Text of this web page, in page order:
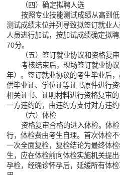
（四）确定拟聘人选
按照专业技能测试成绩从高到
测试成绩末位并列导致拟签订就业
人员进行加试，按加试成绩确定拟
70分。
（五）签订就业协议和资格复审
考核结束后，现场签订就业协
年）。签订就业协议的考生毕业后
供毕业证、学位证等证书原件进行
相关证书、证明材料进行资格复审
一方违约的，由违约方支付对方违约
（六）体检
资格复审合格的进入体检。体
行，体检费由考生自理。首次体检
一次全面复检，复检结论为最终体
生，应在体检前向体检实施机关提
孕检，经确诊怀孕后，延缓所有体